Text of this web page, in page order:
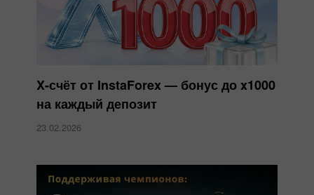
X-счёт от InstaForex — бонус до x1000
на каждый депозит
23.02.2026